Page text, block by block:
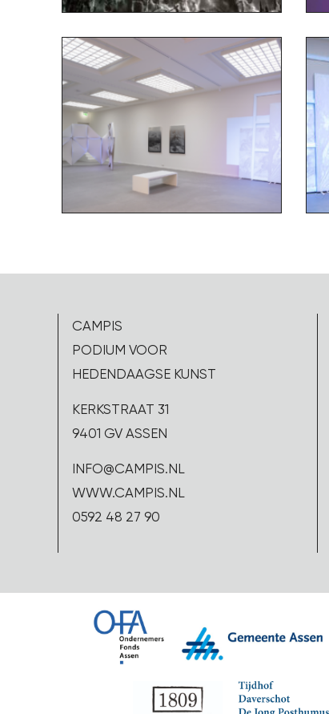
CAMPIS
PODIUM VOOR
HEDENDAAGSE KUNST
KERKSTRAAT 31
9401 GV ASSEN
INFO@CAMPIS.NL
WWW.CAMPIS.NL
0592 48 27 90